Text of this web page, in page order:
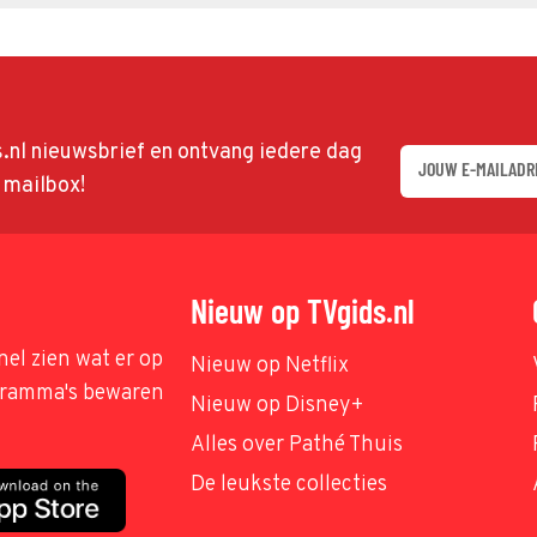
nieuwsbrief en ontvang iedere dag
zien wat er op
bewaren
Nieuw op TVgids.nl
Nieuw op Netflix
Nieuw op Disney+
Alles over Pathé Thuis
De leukste collecties